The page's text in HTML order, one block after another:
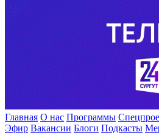
Главная О нас Программы
Эфир Вакансии Блоги Подкасты